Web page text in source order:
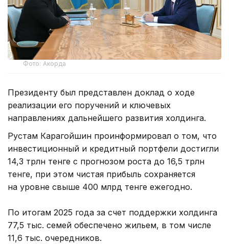
Фото: Акорда
Президенту был представлен доклад о ходе
реализации его поручений и ключевых
направлениях дальнейшего развития холдинга.
Рустам Карагойшин проинформировал о том, что
инвестиционный и кредитный портфели достигли
14,3 трлн тенге с прогнозом роста до 16,5 трлн
тенге, при этом чистая прибыль сохраняется
на уровне свыше 400 млрд тенге ежегодно.
По итогам 2025 года за счет поддержки холдинга
77,5 тыс. семей обеспечено жильем, в том числе
11,6 тыс. очередников.